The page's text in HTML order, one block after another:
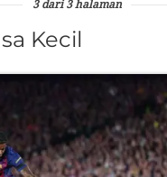
3 dari 3 halaman
Kecil